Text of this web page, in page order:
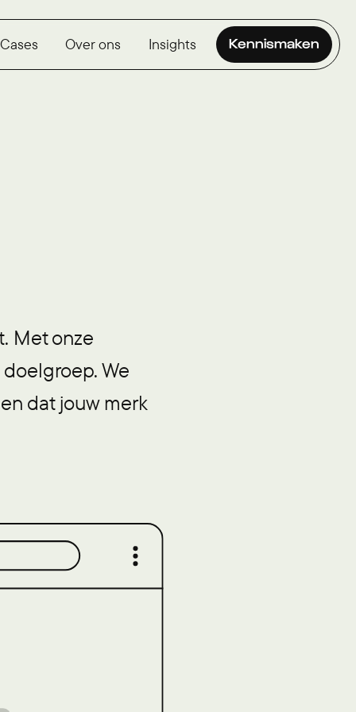
Cases Over ons Insights Kennismaken
Met onze
We
dat jouw merk